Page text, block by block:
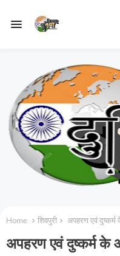
Home शिवपुरी अपहरण एवं दुष्कर्म
अपहरण एवं दुष्कर्म के